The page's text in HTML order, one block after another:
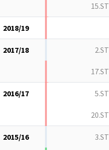
15.ST
2018/19
2017/18 2.ST
17.ST
2016/17 5.ST
20.ST
2015/16 3.ST